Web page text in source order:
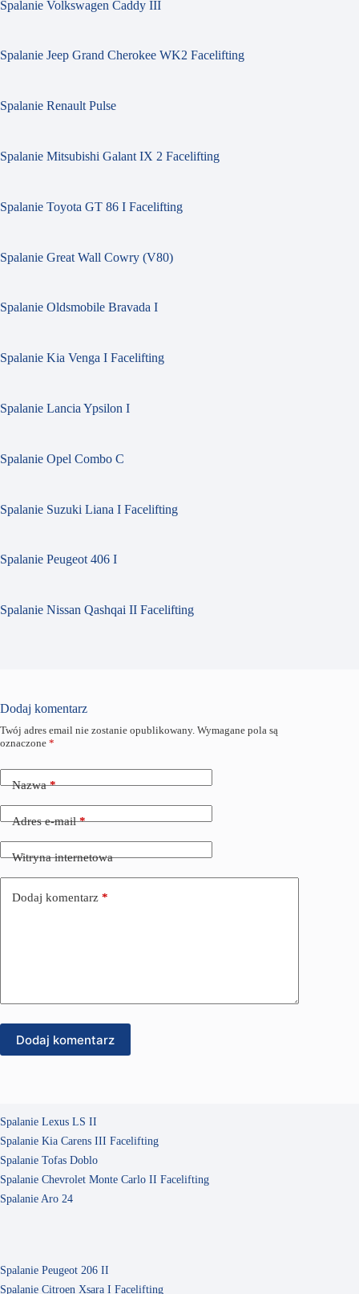
Spalanie Volkswagen Caddy III
Spalanie Jeep Grand Cherokee WK2 Facelifting
Spalanie Renault Pulse
Spalanie Mitsubishi Galant IX 2 Facelifting
Spalanie Toyota GT 86 I Facelifting
Spalanie Great Wall Cowry (V80)
Spalanie Oldsmobile Bravada I
Spalanie Kia Venga I Facelifting
Spalanie Lancia Ypsilon I
Spalanie Opel Combo C
Spalanie Suzuki Liana I Facelifting
Spalanie Peugeot 406 I
Spalanie Nissan Qashqai II Facelifting
Dodaj komentarz
Twój adres email nie zostanie opublikowany. Wymagane pola są
oznaczone *
Nazwa*
Adres e-mail*
Witryna internetowa
Dodaj komentarz *
Dodaj komentarz
Spalanie Lexus LS II
Spalanie Kia Carens III Facelifting
Spalanie Tofas Doblo
Spalanie Chevrolet Monte Carlo II Facelifting
Spalanie Aro 24
Spalanie Peugeot 206 II
Spalanie Citroen Xsara I Facelifting